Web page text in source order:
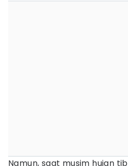
Namun, saat musim hujan